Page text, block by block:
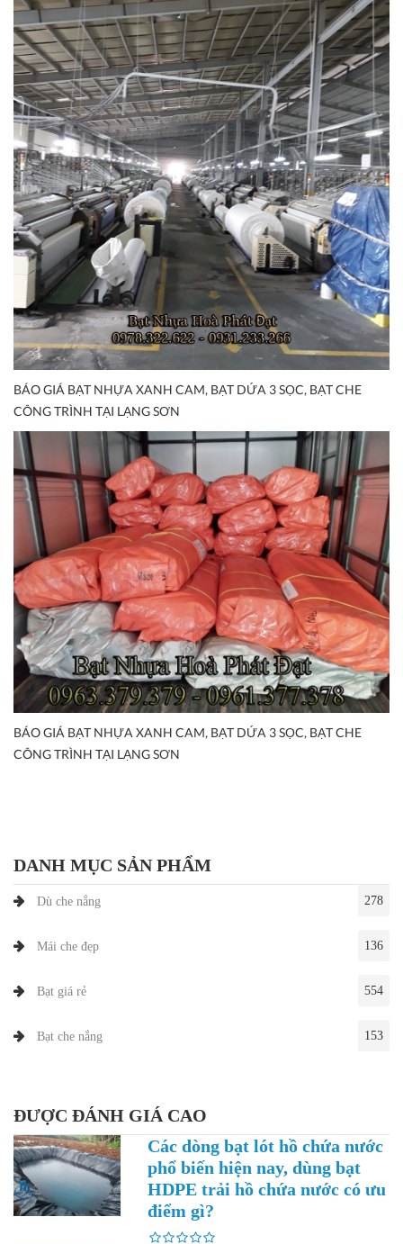
BÁO GIÁ BẠT NHỰA XANH CAM, BẠT DỨA 3 SỌC, BẠT CHE
CÔNG TRÌNH TẠI LẠNG SƠN
BÁO GIÁ BẠT NHỰA XANH CAM, BẠT DỨA 3 SỌC, BẠT CHE
CÔNG TRÌNH TẠI LẠNG SƠN
DANH MỤC SẢN PHẨM
Dù che nắng 278
Mái che đẹp 136
Bạt giá rẻ 554
Bạt che nắng 153
ĐƯỢC ĐÁNH GIÁ CAO
Các dòng bạt lót hồ chứa nước
phổ biến hiện nay, dùng bạt
HDPE trải hồ chứa nước có ưu
điểm gì?